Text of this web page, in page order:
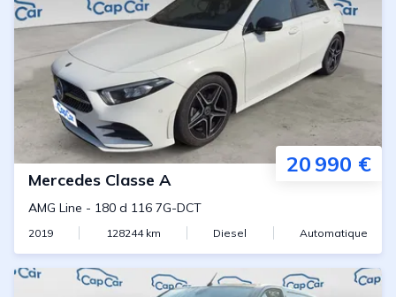
20 990 €
Mercedes Classe A
AMG Line - 180 d 116 7G-DCT
2019 128244km Diesel Automatique